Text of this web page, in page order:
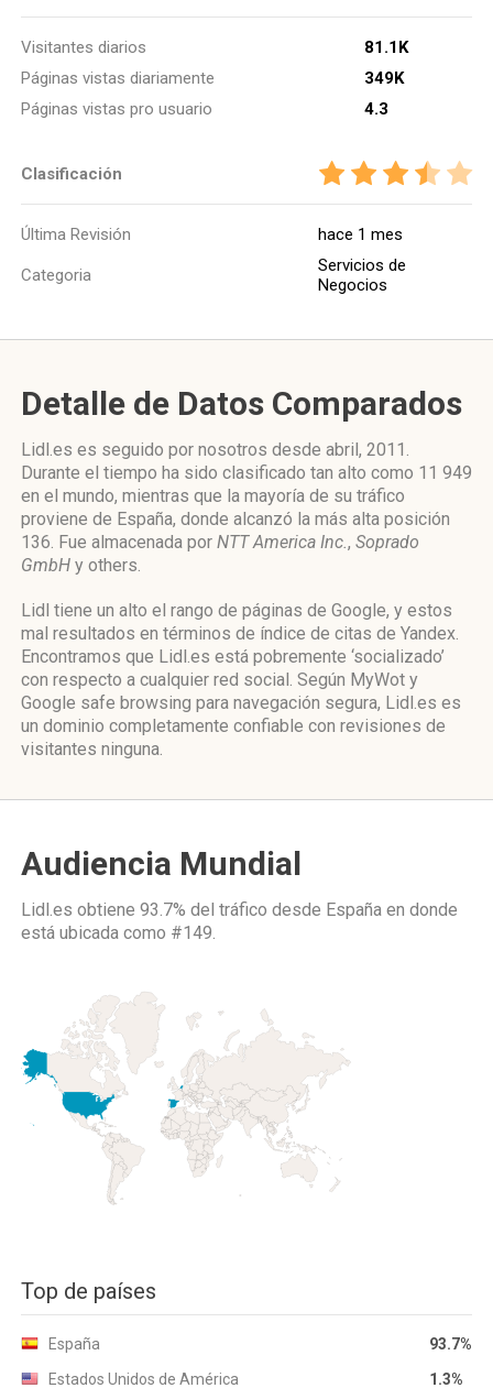
Visitantes diarios
81.1K
Páginas vistas diariamente
349K
Páginas vistas pro usuario
4.3
Clasificación
Última Revisión hace 1 mes
Categoria
Servicios de
Negocios
Detalle de Datos Comparados
Lidl.es es seguido por nosotros desde abril, 2011.
Durante el tiempo ha sido clasificado tan alto como 11 949
en el mundo, mientras que la mayoría de su tráfico
proviene de España, donde alcanzó la más alta posición
136. Fue almacenada por NTT America Inc., Soprado
GmbH y others.
Lidl tiene un alto el rango de páginas de Google, y estos
mal resultados en términos de índice de citas de Yandex.
Encontramos que Lidl.es está pobremente ‘socializado’
con respecto a cualquier red social. Según MyWot y
Google safe browsing para navegación segura, Lidl.es es
un dominio completamente confiable con revisiones de
visitantes ninguna.
Audiencia Mundial
Lidl.es obtiene 93.7% del tráfico desde España en donde
está ubicada como #149.
Top de países
España
93.7%
Estados Unidos de América
1.3%